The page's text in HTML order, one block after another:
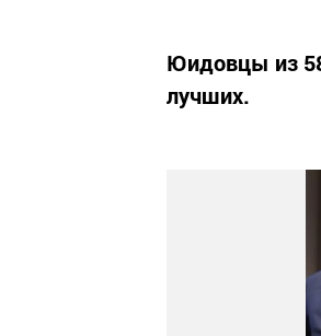
Юидовцы из 58
лучших.